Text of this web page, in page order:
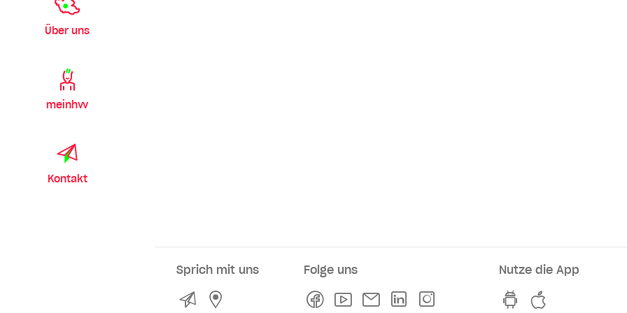
Über uns
meinhvv
Kontakt
Sprich mit uns
KontaktService- und Verkaufsstellen
Folge uns
FacebookYoutubeNewsletterLinkedln
Nutze die App
hvv switch App